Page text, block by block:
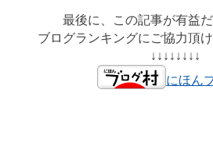
最後に、この記事が有益だ
ブログランキングにご協力頂
↓↓↓↓↓↓↓↓
にほん